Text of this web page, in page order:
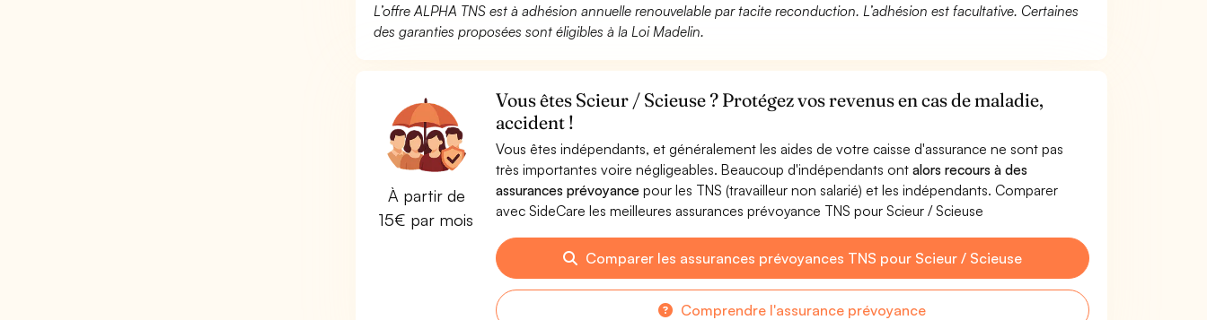
L’offre ALPHA TNS est à adhésion annuelle renouvelable par tacite reconduction. L’adhésion est facultative. Certaines
des garanties proposées sont éligibles à la Loi Madelin.
À partir de
15€ par mois
Vous êtes Scieur / Scieuse ? Protégez vos revenus en cas de maladie,
accident !
Vous êtes indépendants, et généralement les aides de votre caisse d'assurance ne sont pas
très importantes voire négligeables. Beaucoup d'indépendants ont alors recours à des
assurances prévoyancepour les TNS (travailleur non salarié) et les indépendants. Comparer
avec SideCare les meilleures assurances prévoyance TNS pour Scieur / Scieuse
Comparer les assurances prévoyances TNS pour Scieur / Scieuse
Comprendre l'assurance prévoyance